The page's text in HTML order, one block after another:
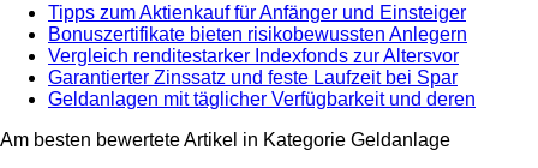
Tipps zum Aktienkauf für Anfänger und Einsteiger
Bonuszertifikate bieten risikobewussten Anlegern
Vergleich renditestarker Indexfonds zur Altersvor
Garantierter Zinssatz und feste Laufzeit bei Spar
Geldanlagen mit täglicher Verfügbarkeit und deren
Am besten bewertete Artikel in Kategorie Geldanlage